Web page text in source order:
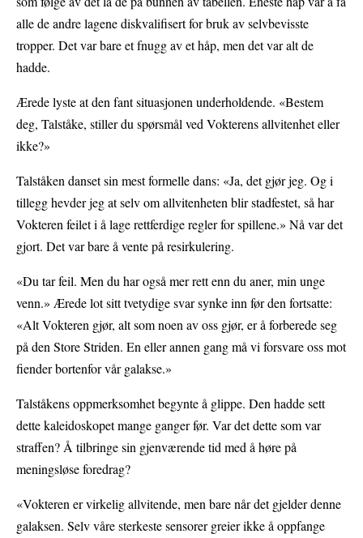
alle de andre lagene diskvalifisert for bruk av selvbevisste
tropper. Det var bare et fnugg av et håp, men det var alt de
hadde.
Ærede lyste at den fant situasjonen underholdende. «Bestem
deg, Talståke, stiller du spørsmål ved Vokterens allvitenhet eller
ikke?»
Talståken danset sin mest formelle dans: «Ja, det gjør jeg. Og i
tillegg hevder jeg at selv om allvitenheten blir stadfestet, så har
Vokteren feilet i å lage rettferdige regler for spillene.» Nå var det
gjort. Det var bare å vente på resirkulering.
«Du tar feil. Men du har også mer rett enn du aner, min unge
venn.» Ærede lot sitt tvetydige svar synke inn før den fortsatte:
«Alt Vokteren gjør, alt som noen av oss gjør, er å forberede seg
på den Store Striden. En eller annen gang må vi forsvare oss mot
fiender bortenfor vår galakse.»
Talståkens oppmerksomhet begynte å glippe. Den hadde sett
dette kaleidoskopet mange ganger før. Var det dette som var
straffen? Å tilbringe sin gjenværende tid med å høre på
meningsløse foredrag?
«Vokteren er virkelig allvitende, men bare når det gjelder denne
galaksen. Selv våre sterkeste sensorer greier ikke å oppfange